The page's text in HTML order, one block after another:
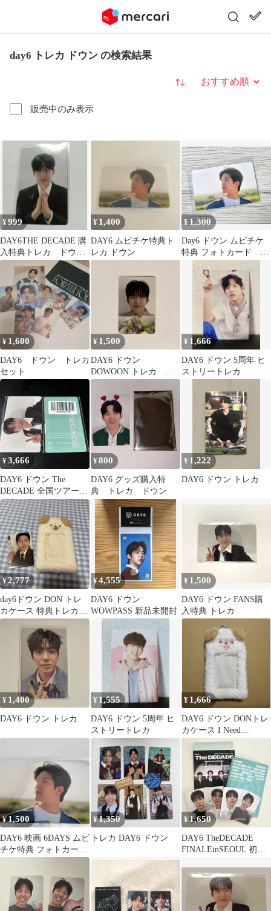
day6 トレカ ドウン の検索結果
販売中のみ表示
並び替え
¥999
DAY6THE DECADE 購
入特典トレカ ドウ
ン DOWOON
¥ 1,400
DAY6 ムビチケ特典ト
レカ ドウン
¥1,300
Day6 ドウン ムビチケ
特典 フォトカード ト
¥ 1,600
DAY6 ドウン トレカ
セット
¥ 1,500
DAY6 ドウン
DOWOON トレカ 購
入特典 The DECADE
ツアー
¥ 1,666
DAY6 ドウン 5周年 ヒ
ストリートレカ
¥3,666
DAY6 ドウン The
DECADE 全国ツアー
10th 特典 トレカ
¥800
DAY6 グッズ購入特
典 トレカ ドウン
¥ 1,222
DAY6 ドウン トレカ
¥2,777
day6ドウン DON トレ
カケース 特典トレカ付
き
¥4,555
DAY6 ドウン
WOWPASS 新品未開封
¥ 1,500
DAY6 ドウン FANS購
入特典 トレカ
¥ 1,400
DAY6 ドウン トレカ
¥ 1,555
DAY6 ドウン 5周年 ヒ
ストリートレカ
¥ 1,666
DAY6 ドウン DONトレ
カケース I Need
MYDAY
¥1,500
DAY6 映画 6DAYS ムビ
チケ特典 フォトカード
ドウン(DOWOON)
¥ 1,350
トレカ DAY6 ドウン
¥1,650
DAY6 TheDECADE
FINALEinSEOUL 初日